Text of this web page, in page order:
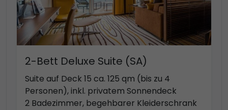
2-Bett Deluxe Suite (SA)
Suite auf Deck 15 ca. 125 qm (bis zu 4
Personen), inkl. privatem Sonnendeck
2 Badezimmer, begehbarer Kleiderschrank